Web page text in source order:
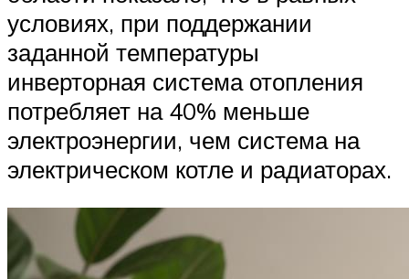
условиях, при поддержании
заданной температуры
инверторная система отопления
потребляет на 40% меньше
электроэнергии, чем система на
электрическом котле и радиаторах.